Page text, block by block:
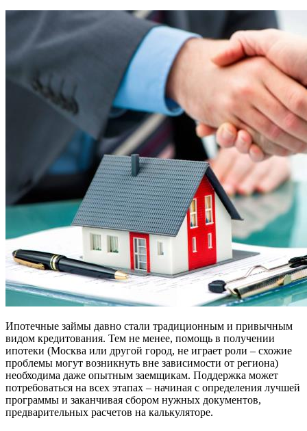
Ипотечные займы давно стали традиционным и привычным
видом кредитования. Тем не менее, помощь в получении
ипотеки (Москва или другой город, не играет роли – схожие
проблемы могут возникнуть вне зависимости от региона)
необходима даже опытным заемщикам. Поддержка может
потребоваться на всех этапах – начиная с определения лучшей
программы и заканчивая сбором нужных документов,
предварительных расчетов на калькуляторе.